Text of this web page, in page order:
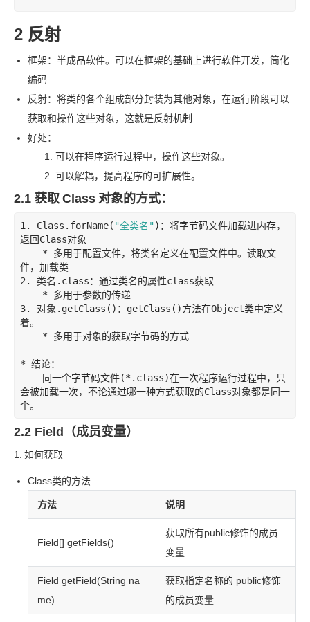
2 反射
框架：半成品软件。可以在框架的基础上进行软件开发，简化
编码
反射：将类的各个组成部分封装为其他对象，在运行阶段可以
获取和操作这些对象，这就是反射机制
好处：
可以在程序运行过程中，操作这些对象。
可以解耦，提高程序的可扩展性。
2.1 获取 Class 对象的方式：
1 . Class .forName( "全类名 ")：将字节码文件加载进内存，
返回Class对象
2 . 类名 .class：通过类名的属性class获取
3. 对象 .getClass ()： getClass ()方法在Object类中定义
着。
* 结论：
    同一个字节码文件
(*.class)在一次程序运行过程中，只
会被加载一次，不论通过哪一种方式获取的Class对象都是同一
2.2 Field（成员变量）
1. 如何获取
Class类的方法
方法 说明
Field[] getFields()
获取所有public修饰的成员
变量
Field getField(String na
me)
获取指定名称的 public修饰
的成员变量